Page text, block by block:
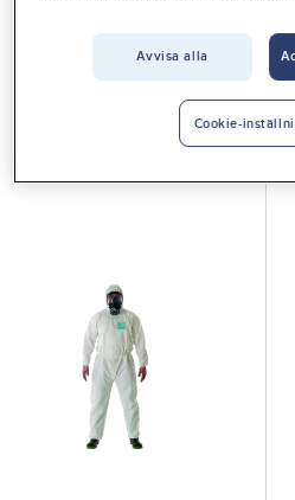
Avvisa alla
Cookie-